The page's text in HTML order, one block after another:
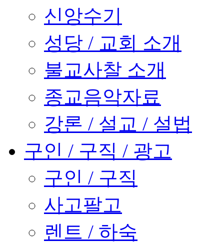
신앙수기
성당 / 교회 소개
불교사찰 소개
종교음악자료
강론 / 설교 / 설법
구인 / 구직 / 광고
구인 / 구직
사고팔고
렌트 / 하숙